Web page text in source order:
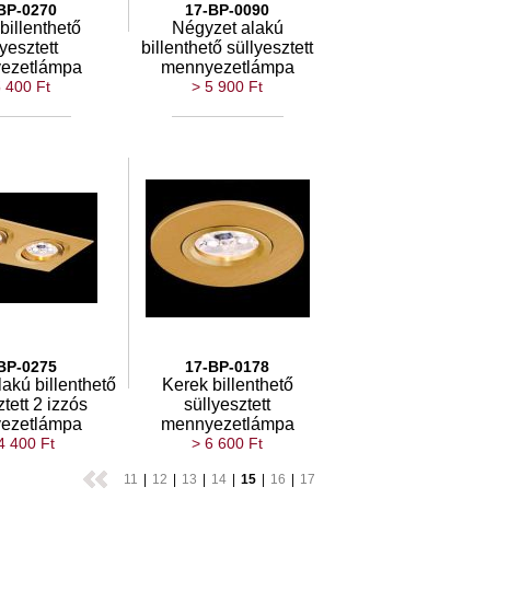
0270
400 Ft
17-BP-0090
Négyzet alakú
billenthető süllyesztett
mennyezetlámpa
> 5 900 Ft
0275
billenthető
2 izzós
400 Ft
17-BP-0178
Kerek billenthető
süllyesztett
mennyezetlámpa
> 6 600 Ft
11 12 13 14 15 16 17